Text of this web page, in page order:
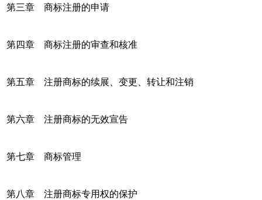
第三章 商标注册的申请
第四章 商标注册的审查和核准
第五章 注册商标的续展、变更、转让和注销
第六章 注册商标的无效宣告
第七章 商标管理
第八章 注册商标专用权的保护